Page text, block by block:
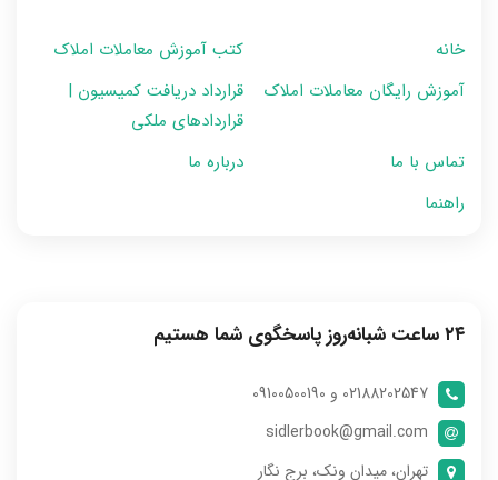
خانه
کتب آموزش معاملات املاک
آموزش رایگان معاملات املاک
قرارداد دریافت کمیسیون |
قراردادهای ملکی
تماس با ما
درباره ما
راهنما
۲۴ ساعت شبانه‌روز پاسخگوی شما هستیم
02188202547 و 09100500190
sidlerbook@gmail.com
تهران، میدان ونک، برج نگار